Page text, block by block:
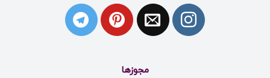
مجوزها